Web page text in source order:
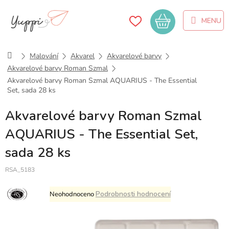
obsah
Nákupní
košík
DomůMalování Akvarel
Akvarelové barvy
Akvarelové barvy Roman Szmal
Akvarelové barvy Roman Szmal AQUARIUS - The Essential
Set, sada 28 ks
Akvarelové barvy Roman Szmal
AQUARIUS - The Essential Set,
sada 28 ks
RSA_5183
Průměrné
hodnocení
NeohodnocenoPodrobnosti hodnocení